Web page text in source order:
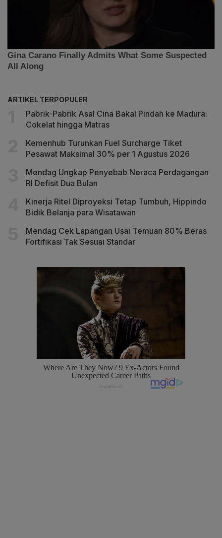
ARTIKEL TERPOPULER
Pabrik-Pabrik Asal Cina Bakal Pindah ke Madura:
Cokelat hingga Matras
Kemenhub Turunkan Fuel Surcharge Tiket
Pesawat Maksimal 30% per 1 Agustus 2026
Mendag Ungkap Penyebab Neraca Perdagangan
RI Defisit Dua Bulan
Kinerja Ritel Diproyeksi Tetap Tumbuh, Hippindo
Bidik Belanja para Wisatawan
Mendag Cek Lapangan Usai Temuan 80% Beras
Fortifikasi Tak Sesuai Standar